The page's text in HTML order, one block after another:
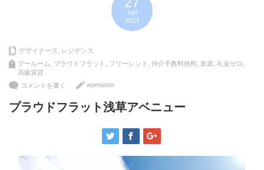
Jan
2023
デザイナーズ レジデンス
グールーム
プラウドフラット フリーレント 仲介手数料無料 新築 礼金ゼロ
高級賃貸
コメントを書く
wpmaster
プラウドフラット浅草アベニュー